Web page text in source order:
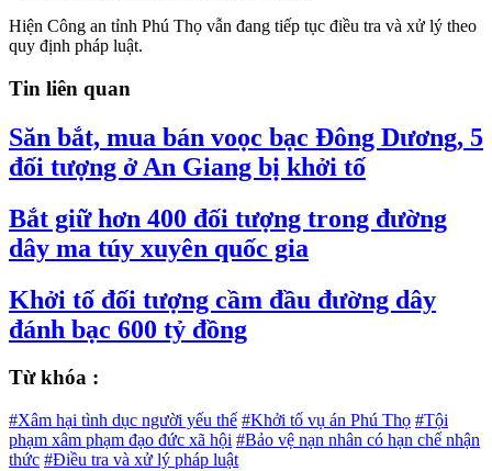
Hiện Công an tỉnh Phú Thọ vẫn đang tiếp tục điều tra và xử lý theo
quy định pháp luật.
Tin liên quan
Săn bắt, mua bán voọc bạc Đông Dương, 5
đối tượng ở An Giang bị khởi tố
Bắt giữ hơn 400 đối tượng trong đường
dây ma túy xuyên quốc gia
Khởi tố đối tượng cầm đầu đường dây
đánh bạc 600 tỷ đồng
Từ khóa :
#Xâm hại tình dục người yếu thế #Khởi tố vụ án Phú Thọ #Tội
phạm xâm phạm đạo đức xã hội #Bảo vệ nạn nhân có hạn chế nhận
thức #Điều tra và xử lý pháp luật